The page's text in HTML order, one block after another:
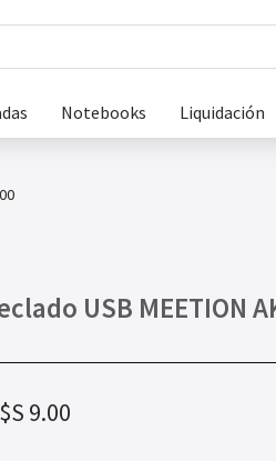
Notebooks Liquidación
USB MEETION
9.00